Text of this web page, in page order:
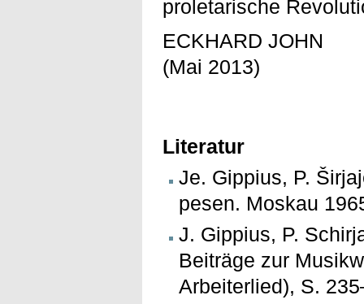
proletarische
ECKHARD JOHN
(Mai 2013)
Literatur
Je. Gippius, P.
pesen. Moskau
J. Gippius, P.
Beiträge zur
Arbeiterlied), S.